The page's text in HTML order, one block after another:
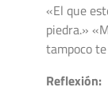
«El que
piedra.»
tampoco
Reflexión: